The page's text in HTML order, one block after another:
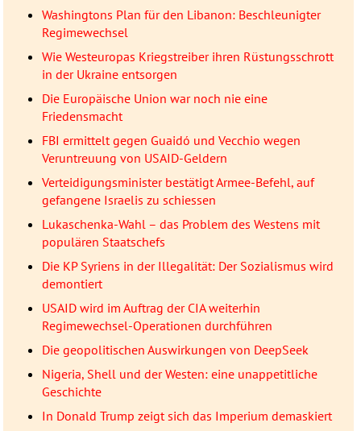
Washingtons Plan für den Libanon: Beschleunigter
Regimewechsel
Wie Westeuropas Kriegstreiber ihren Rüstungsschrott
in der Ukraine entsorgen
Die Europäische Union war noch nie eine
Friedensmacht
FBI ermittelt gegen Guaidó und Vecchio wegen
Veruntreuung von USAID-Geldern
Verteidigungsminister bestätigt Armee-Befehl, auf
gefangene Israelis zu schiessen
Lukaschenka-Wahl – das Problem des Westens mit
populären Staatschefs
Die KP Syriens in der Illegalität: Der Sozialismus wird
demontiert
USAID wird im Auftrag der CIA weiterhin
Regimewechsel-Operationen durchführen
Die geopolitischen Auswirkungen von DeepSeek
Nigeria, Shell und der Westen: eine unappetitliche
Geschichte
In Donald Trump zeigt sich das Imperium demaskiert